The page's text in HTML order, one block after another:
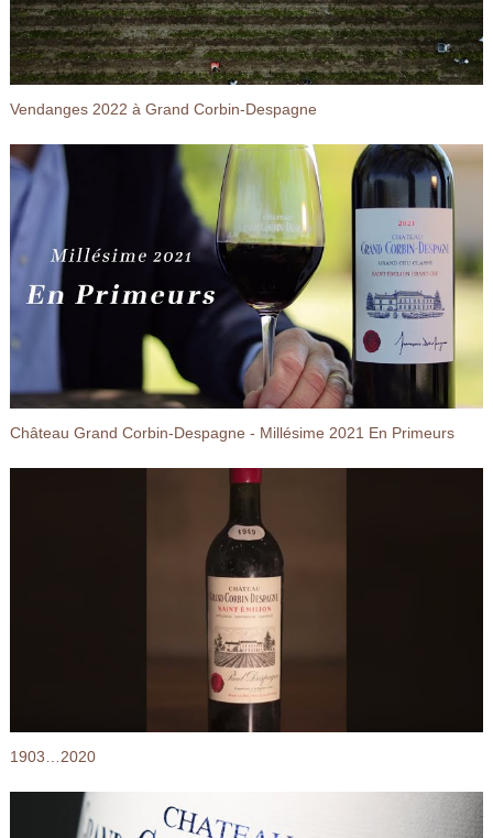
Vendanges 2022 à Grand Corbin-Despagne
Château Grand Corbin-Despagne - Millésime 2021 En Primeurs
1903…2020